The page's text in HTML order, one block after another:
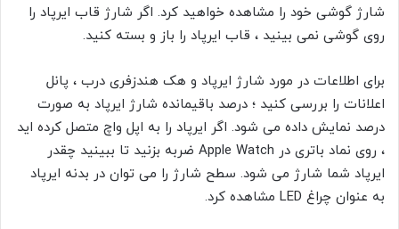
شارژ گوشی خود را مشاهده خواهید کرد. اگر شارژ قاب ایرپاد را
روی گوشی نمی بینید ، قاب ایرپاد را باز و بسته کنید.
برای اطلاعات در مورد شارژ ایرپاد و هک هندزفری درب ، پانل
اعلانات را بررسی کنید ؛ درصد باقیمانده شارژ ایرپاد به صورت
درصد نمایش داده می شود. اگر ایرپاد را به اپل واچ متصل کرده اید
، روی نماد باتری در Apple Watch ضربه بزنید تا ببینید چقدر
ایرپاد شما شارژ می شود. سطح شارژ را می توان در بدنه ایرپاد
به عنوان چراغ LED مشاهده کرد.